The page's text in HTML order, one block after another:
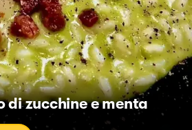
di zucchine e menta